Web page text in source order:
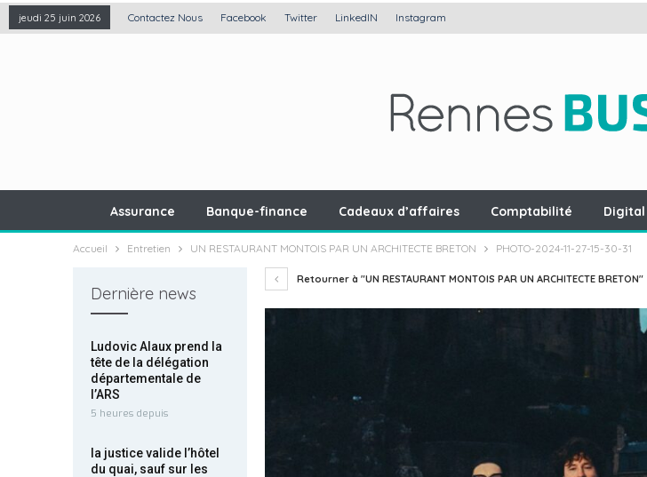
jeudi 25 juin 2026 Contactez Nous Facebook Twitter LinkedIN Instagram
Assurance Banque-finance Cadeaux d’affaires Comptabilité Digital
Accueil Entretien UN RESTAURANT MONTOIS PAR UN ARCHITECTE BRETON PHOTO-2024-11-27-15-30-31
Retourner à "UN RESTAURANT MONTOIS PAR UN ARCHITECTE BRETON"
Dernière news
Ludovic Alaux prend la
tête de la délégation
départementale de
l’ARS
5 heures depuis
la justice valide l’hôtel
du quai, sauf sur les